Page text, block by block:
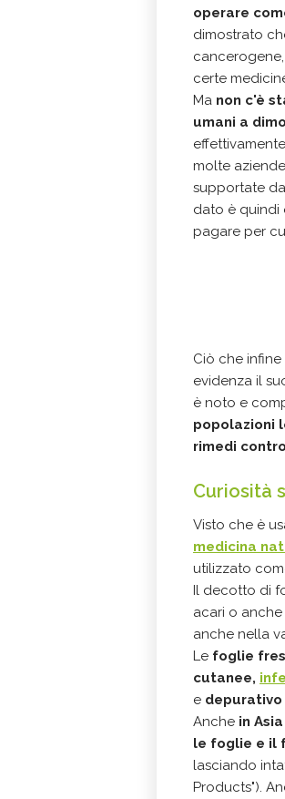
operare
dimostrato
certe
Ma non c'è
umani a
molte
supportate
dato è quindi
pagare per
Ciò che
evidenza il
è noto e
popolazioni
rimedi
Curiosità
Visto che è
medicina
utilizzato
Il decotto di
acari o
anche nella
Le foglie
cutanee,
e
Anche in Asia
le foglie e il
lasciando
Products").